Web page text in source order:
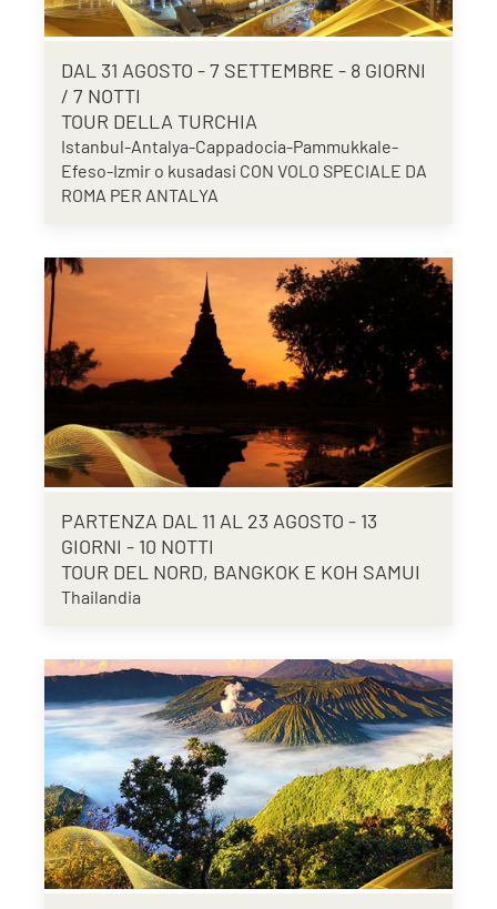
DAL 31 AGOSTO - 7 SETTEMBRE - 8 GIORNI
/ 7 NOTTI
TOUR DELLA TURCHIA
Istanbul-Antalya-Cappadocia-Pammukkale-
Efeso-Izmir o kusadasi CON VOLO SPECIALE DA
ROMA PER ANTALYA
PARTENZA DAL 11 AL 23 AGOSTO - 13
GIORNI - 10 NOTTI
TOUR DEL NORD, BANGKOK E KOH SAMUI
Thailandia